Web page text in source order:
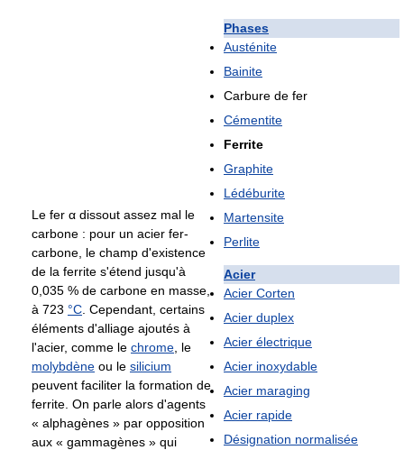
Phases
Austénite
Bainite
Carbure de fer
Cémentite
Ferrite
Graphite
Lédéburite
Martensite
Perlite
Acier
Acier Corten
Acier duplex
Acier électrique
Acier inoxydable
Acier maraging
Acier rapide
Désignation normalisée
Le fer α dissout assez mal le
carbone : pour un acier fer-
carbone, le champ d'existence
de la ferrite s'étend jusqu'à
0,035 % de carbone en masse,
à 723 °C . Cependant, certains
éléments d'alliage ajoutés à
l'acier, comme le chrome , le
molybdène ou le silicium
peuvent faciliter la formation de
ferrite. On parle alors d'agents
« alphagènes » par opposition
aux « gammagènes » qui